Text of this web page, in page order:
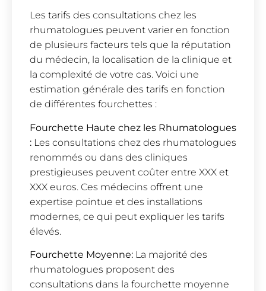
Les tarifs des consultations chez les
rhumatologues peuvent varier en fonction
de plusieurs facteurs tels que la réputation
du médecin, la localisation de la clinique et
la complexité de votre cas. Voici une
estimation générale des tarifs en fonction
de différentes fourchettes :
Fourchette Haute chez les Rhumatologues
: Les consultations chez des rhumatologues
renommés ou dans des cliniques
prestigieuses peuvent coûter entre XXX et
XXX euros. Ces médecins offrent une
expertise pointue et des installations
modernes, ce qui peut expliquer les tarifs
élevés.
Fourchette Moyenne: La majorité des
rhumatologues proposent des
consultations dans la fourchette moyenne